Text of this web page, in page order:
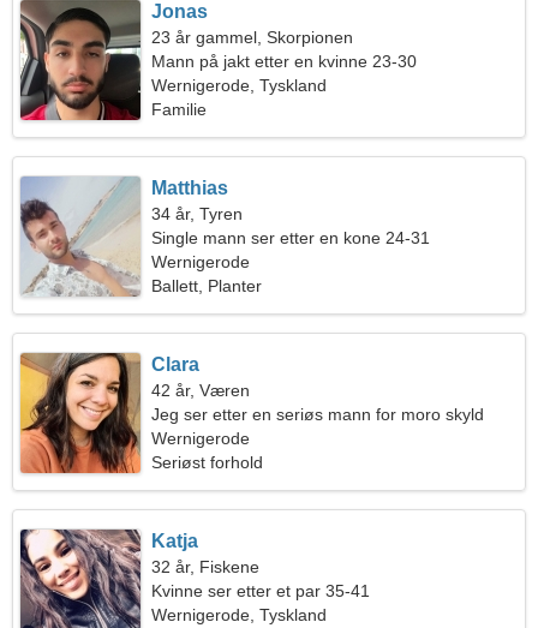
Jonas
23 år gammel, Skorpionen
Mann på jakt etter en kvinne 23-30
Wernigerode, Tyskland
Familie
Matthias
34 år, Tyren
Single mann ser etter en kone 24-31
Wernigerode
Ballett, Planter
Clara
42 år, Væren
Jeg ser etter en seriøs mann for moro skyld
Wernigerode
Seriøst forhold
Katja
32 år, Fiskene
Kvinne ser etter et par 35-41
Wernigerode, Tyskland